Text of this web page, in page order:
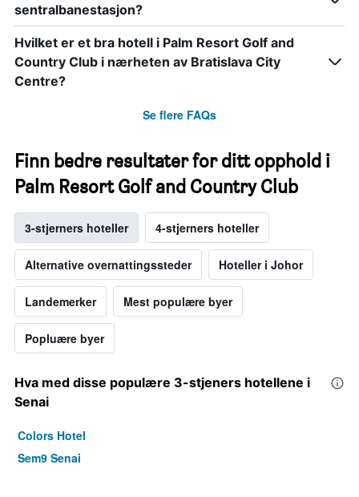
sentralbanestasjon?
Hvilket er et bra hotell i Palm Resort Golf and
Country Club i nærheten av Bratislava City
Centre?
Se flere FAQs
Finn bedre resultater for ditt opphold i
Palm Resort Golf and Country Club
3-stjerners hoteller 4-stjerners hoteller
Alternative overnattingssteder Hoteller i Johor
Landemerker Mest populære byer
Popluære byer
Hva med disse populære 3-stjeners hotellene i
Senai
Colors Hotel
Sem9 Senai